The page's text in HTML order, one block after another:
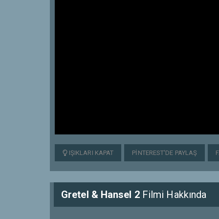
IŞIKLARI KAPAT PINTEREST'DE PAYLAŞ
Gretel & Hansel 2Filmi Hakkında